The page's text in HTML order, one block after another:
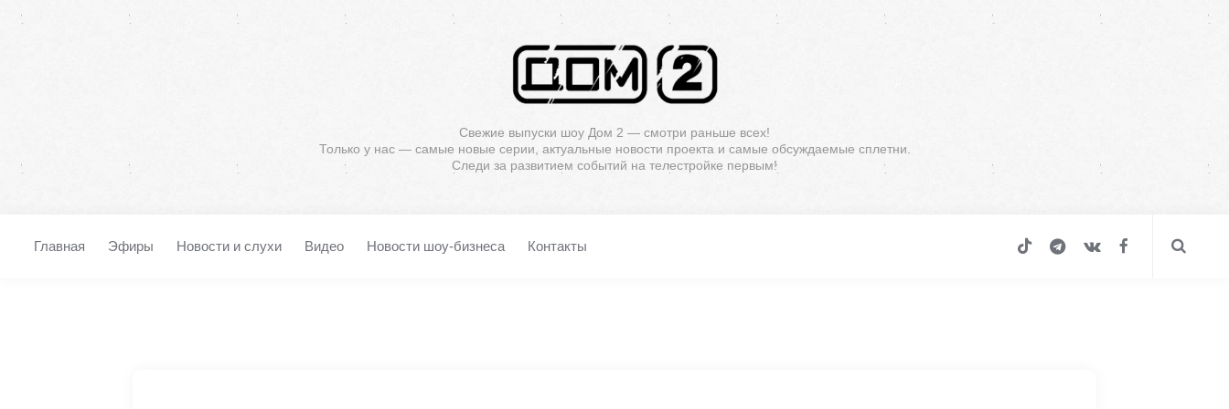
Свежие выпуски шоу Дом 2 — смотри раньше всех!
Только у нас — самые новые серии, актуальные новости проекта и самые обсуждаемые сплетни.
Следи за развитием событий на телестройке первым!
Главная Эфиры Новости и слухи Видео Новости шоу-бизнеса Контакты